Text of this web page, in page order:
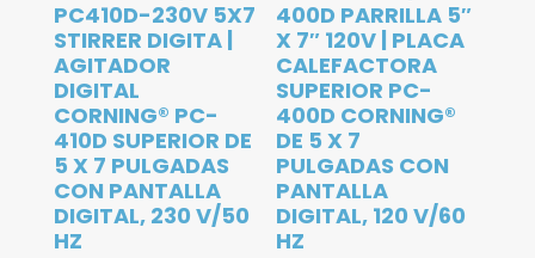
PC410D-230V 5X7
STIRRER DIGITA |
AGITADOR
DIGITAL
CORNING® PC-
410D SUPERIOR DE
5 X 7 PULGADAS
CON PANTALLA
DIGITAL, 230 V/50
HZ
400D PARRILLA 5″
X 7″ 120V | PLACA
CALEFACTORA
SUPERIOR PC-
400D CORNING®
DE 5 X 7
PULGADAS CON
PANTALLA
DIGITAL, 120 V/60
HZ